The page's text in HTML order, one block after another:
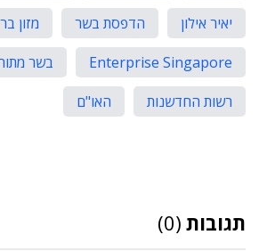
יאיר אילון
הדפסת בשר
מזון
Enterprise Singapore
בשר
רשות החדשנות
האו"ם
תגובות (0)